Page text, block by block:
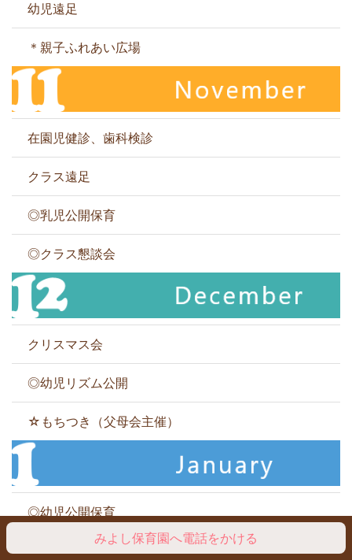
幼児遠足
＊親子ふれあい広場
在園児健診、歯科検診
クラス遠足
◎乳児公開保育
◎クラス懇談会
クリスマス会
◎幼児リズム公開
☆もちつき（父母会主催）
◎幼児公開保育
◎クラス懇談会
みよし保育園へ電話をかける